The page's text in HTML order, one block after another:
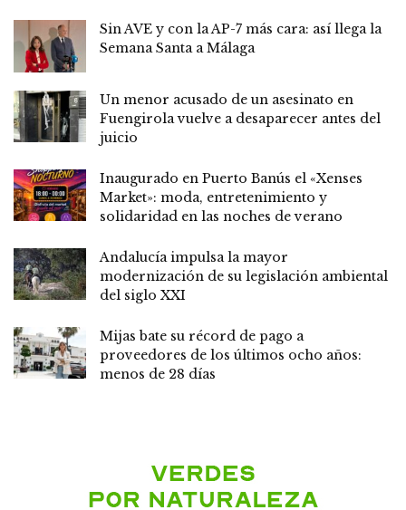
Sin AVE y con la AP-7 más cara: así llega la
Semana Santa a Málaga
Un menor acusado de un asesinato en
Fuengirola vuelve a desaparecer antes del
juicio
Inaugurado en Puerto Banús el «Xenses
Market»: moda, entretenimiento y
solidaridad en las noches de verano
Andalucía impulsa la mayor
modernización de su legislación ambiental
del siglo XXI
Mijas bate su récord de pago a
proveedores de los últimos ocho años:
menos de 28 días